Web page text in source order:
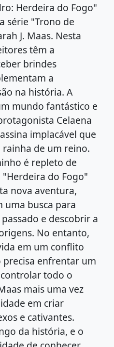
Herdeira do Fogo"
série "Trono de
J. Maas. Nesta
têm a
brindes
a
na história. A
mundo fantástico e
Celaena
implacável que
de um reino.
é repleto de
do Fogo"
nova aventura,
uma busca para
e descobrir a
No entanto,
em um conflito
enfrentar um
todo o
mais uma vez
em criar
e cativantes.
da história, e o